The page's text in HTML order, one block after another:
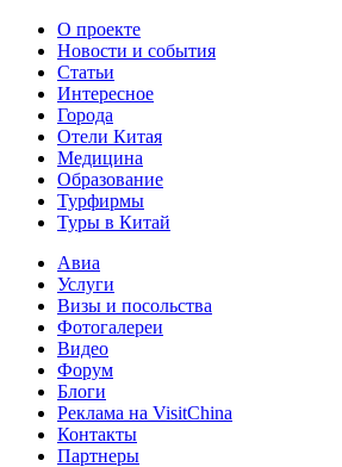
О проекте
Новости и события
Статьи
Интересное
Города
Отели Китая
Медицина
Образование
Турфирмы
Туры в Китай
Авиа
Услуги
Визы и посольства
Фотогалереи
Видео
Форум
Блоги
Реклама на VisitChina
Контакты
Партнеры